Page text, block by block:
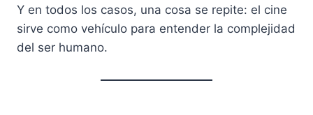
Y en todos los casos, una cosa se repite: el cine
sirve como vehículo para entender la complejidad
del ser humano.